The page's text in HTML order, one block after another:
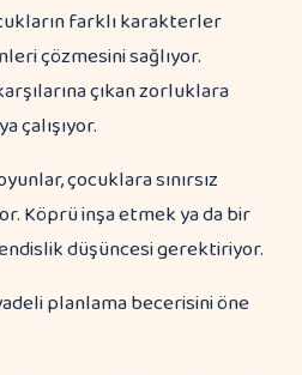
farklı karakterler
çözmesini sağlıyor.
çıkan zorluklara
çalışıyor.
çocuklara sınırsız
Köprü inşa etmek ya da bir
düşüncesi gerektiriyor.
planlama becerisini öne